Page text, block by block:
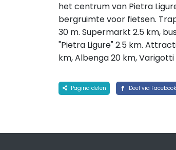
het centrum van Pietra
bergruimte voor fietsen.
30 m. Supermarkt 2.5 km,
"Pietra Ligure" 2.5 km.
km, Albenga 20 km, Varigotti
Pagina delen Deel via Facebook